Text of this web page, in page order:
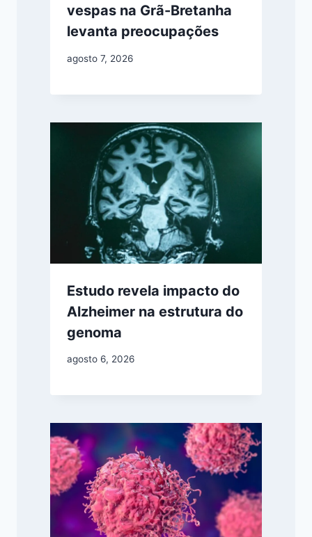
vespas na Grã-Bretanha
levanta preocupações
agosto 7, 2026
Estudo revela impacto do
Alzheimer na estrutura do
genoma
agosto 6, 2026